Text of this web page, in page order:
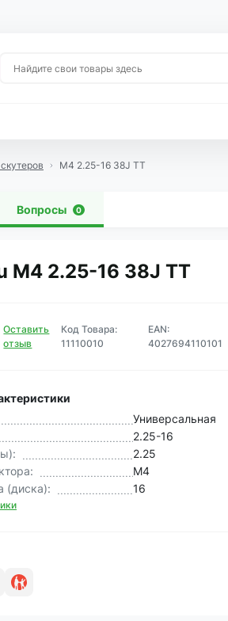
M4 2.25-16 38J TT
Вопросы 0
M4 2.25-16 38J TT
Оставить
отзыв
Код Товара:
11110010
EAN:
4027694110101
Универсальная
2.25-16
2.25
M4
(диска):
16